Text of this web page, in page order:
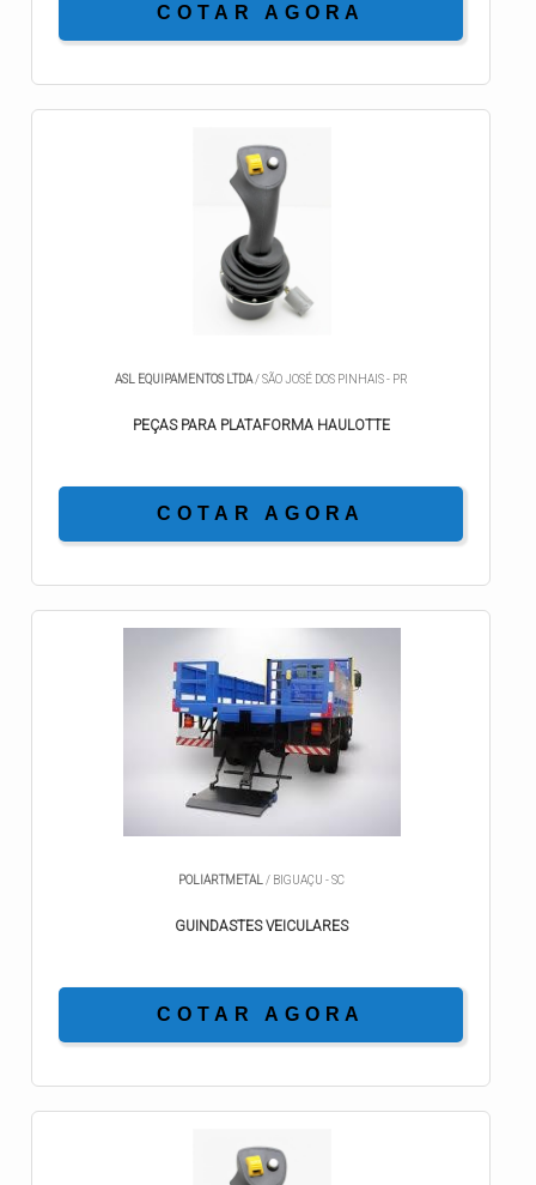
COTAR AGORA
ASL EQUIPAMENTOS LTDA/ SÃO JOSÉ DOS PINHAIS - PR
PEÇAS PARA PLATAFORMA HAULOTTE
COTAR AGORA
POLIARTMETAL / BIGUAÇU - SC
GUINDASTES VEICULARES
COTAR AGORA